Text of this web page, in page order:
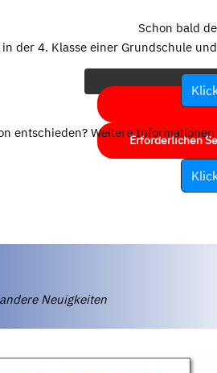
eigentlichen Inhalt
Bitte beachten Sie,
Erforderlichen
Schon bald
der 4. Klasse einer Grundschule
entschieden? Weitere
Neuigkeiten